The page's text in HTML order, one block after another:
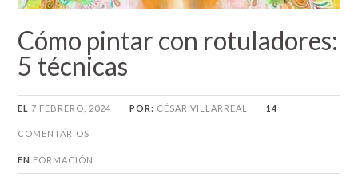
Cómo pintar con rotuladores:
5 técnicas
EL 7 FEBRERO, 2024 POR: CÉSAR VILLARREAL 14
COMENTARIOS
EN FORMACIÓN